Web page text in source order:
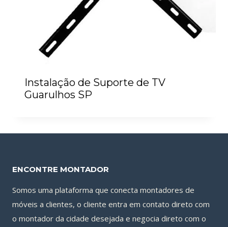
Instalação de Suporte de TV
Guarulhos SP
ENCONTRE MONTADOR
Somos uma plataforma que conecta montadores de
móveis a clientes, o cliente entra em contato direto com
o montador da cidade desejada e negocia direto com o